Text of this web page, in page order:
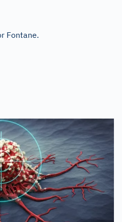
Fontane.